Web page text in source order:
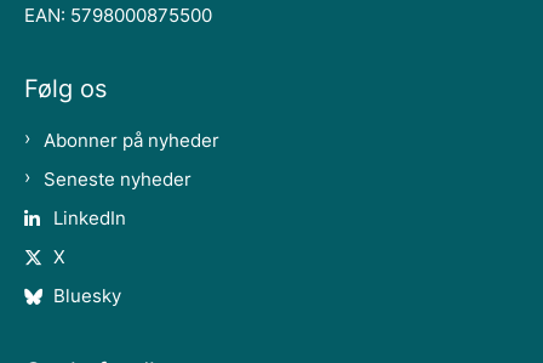
EAN: 5798000875500
Følg os
Abonner på nyheder
Seneste nyheder
LinkedIn
X
Bluesky